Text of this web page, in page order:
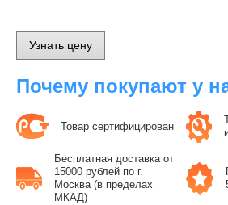
Узнать цену
Почему покупают у
Товар сертифицирован
Бесплатная доставка от
15000 рублей по г.
Москва (в пределах
МКАД)